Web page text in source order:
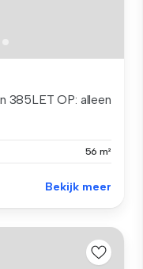
385LET OP: alleen
56 m²
Bekijk meer